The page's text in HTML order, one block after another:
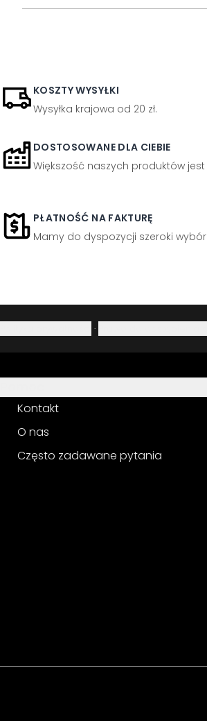
KOSZTY WYSYŁKI
Wysyłka krajowa od 20 zł.
DOSTOSOWANE DLA CIEBIE
Większość naszych produktów
PŁATNOŚĆ NA FAKTURĘ
Mamy do dyspozycji szeroki
·
Kontakt
O nas
Często zadawane pytania